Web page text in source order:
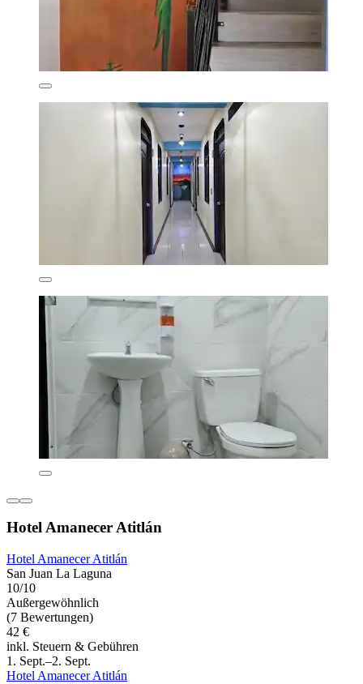
Hotel Amanecer Atitlán
Hotel Amanecer Atitlán
San Juan La Laguna
10/10
Außergewöhnlich
(7 Bewertungen)
42 €
inkl. Steuern & Gebühren
1. Sept.–2. Sept.
Hotel Amanecer Atitlán